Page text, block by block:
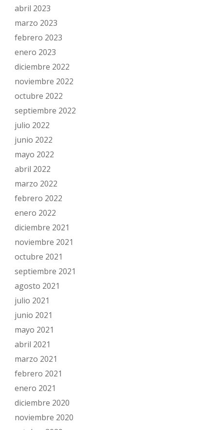
abril 2023
marzo 2023
febrero 2023
enero 2023
diciembre 2022
noviembre 2022
octubre 2022
septiembre 2022
julio 2022
junio 2022
mayo 2022
abril 2022
marzo 2022
febrero 2022
enero 2022
diciembre 2021
noviembre 2021
octubre 2021
septiembre 2021
agosto 2021
julio 2021
junio 2021
mayo 2021
abril 2021
marzo 2021
febrero 2021
enero 2021
diciembre 2020
noviembre 2020